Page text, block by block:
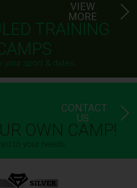
TRAINING
your sport & dates
VIEW
MORE
OWN CAMP!
to your needs
CONTACT
US